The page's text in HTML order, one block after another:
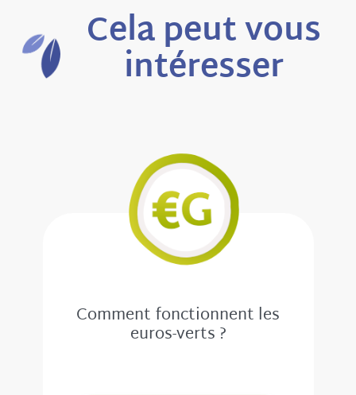
Cela peut vous
intéresser
Comment fonctionnent les
euros-verts ?